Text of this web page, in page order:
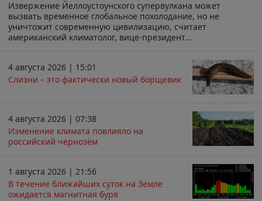
Извержение Йеллоустоунского супервулкана может
вызвать временное глобальное похолодание, но не
уничтожит современную цивилизацию, считает
американский климатолог, вице-президент...
4 августа 2026 | 15:01
Слизни – это фактически новый борщевик
4 августа 2026 | 07:38
Изменение климата повлияло на
российский чернозём
1 августа 2026 | 21:56
В течение ближайших суток на Земле
ожидается магнитная буря